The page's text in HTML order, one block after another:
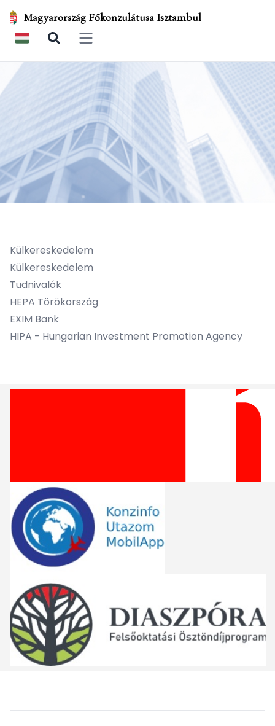
Magyarország Főkonzulátusa Isztambul
Open main menu
Külkereskedelem
Külkereskedelem
Tudnivalók
HEPA Törökország
EXIM Bank
HIPA - Hungarian Investment Promotion Agency